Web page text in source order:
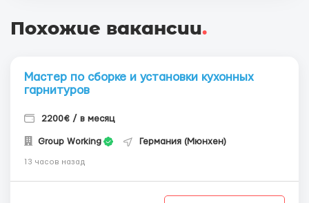
Похожие вакансии.
Мастер по сборке и установки кухонных
гарнитуров
2200€ / в месяц
Group Working Германия (Мюнхен)
13 часов назад